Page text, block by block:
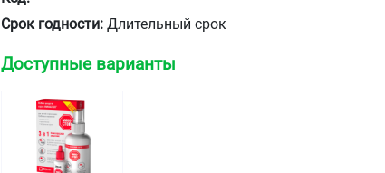
Срок годности: Длительный срок
Доступные варианты